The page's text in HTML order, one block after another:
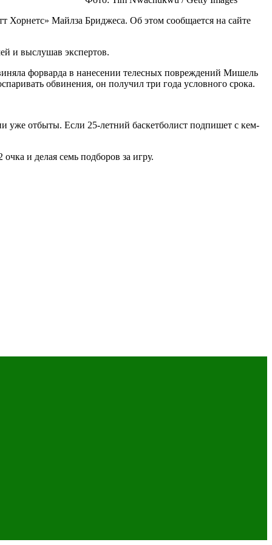
Хорнетс» Майлза Бриджеса. Об этом сообщается на сайте
и выслушав экспертов.
форварда в нанесении телесных повреждений Мишель
обвинения, он получил три года условного срока.
уже отбыты. Если 25-летний баскетболист подпишет с кем-
и делая семь подборов за игру.